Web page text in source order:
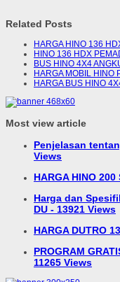
Related Posts
HARGA HINO 136
HINO 136 HDX
BUS HINO 4X4
HARGA MOBIL HINO
HARGA BUS HINO
Most view article
Penjelasan
Views
HARGA HINO
Harga dan
DU - 13921 Views
HARGA DUTRO
PROGRAM
11265 Views